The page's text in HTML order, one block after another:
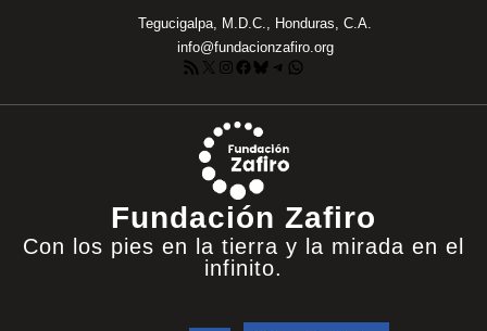
Tegucigalpa, M.D.C., Honduras, C.A.
info@fundacionzafiro.org
Feed RSS
X Instagram
Facebook
Bluesky
Telegram
WhatsApp
Fundación Zafiro
Con los pies en la tierra y la mirada en el
infinito.